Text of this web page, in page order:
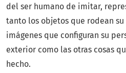
del ser humano de imitar,
tanto los objetos que rodean
imágenes que configuran su
exterior como las otras cosas
hecho.